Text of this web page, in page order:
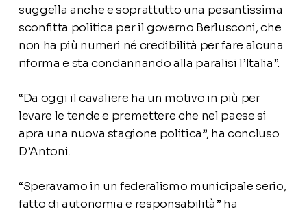
suggella anche e soprattutto una pesantissima
sconfitta politica per il governo Berlusconi, che
non ha più numeri né credibilità per fare alcuna
riforma e sta condannando alla paralisi l’Italia”.
“Da oggi il cavaliere ha un motivo in più per
levare le tende e premettere che nel paese si
apra una nuova stagione politica”, ha concluso
D’Antoni.
“Speravamo in un federalismo municipale serio,
fatto di autonomia e responsabilità” ha